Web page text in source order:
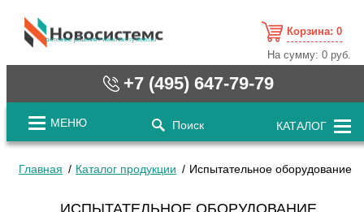
cистемные решения / www.novosystems.ru
Корзина: 0
На сумму:0 руб.
+7 (495) 647-79-79
МЕНЮ Поиск КАТАЛОГ
Главная Каталог продукции Испытательное оборудование
ИСПЫТАТЕЛЬНОЕ ОБОРУДОВАНИЕ